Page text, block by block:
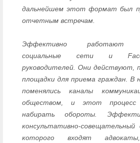
дальнейшем этот формат был
отчетным встречам.
Эффективно работают
социальные сети и
руководителей. Они действуют,
площадки для приема граждан. В
поменялись каналы
обществом, и этот процесс
набирать обороты.
консультативно-
которого входят